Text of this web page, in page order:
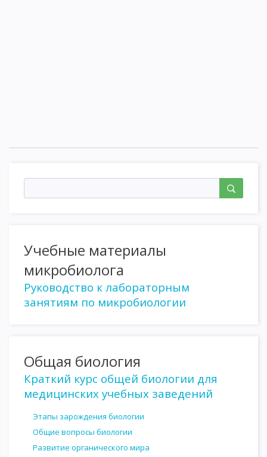
Учебные материалы
микробиолога
Руководство к лабораторным
занятиям по микробиологии
Общая биология
Краткий курс общей биологии для
медицинских учебных заведений
Этапы зарождения биологии
Общие вопросы биологии
Развитие органического мира